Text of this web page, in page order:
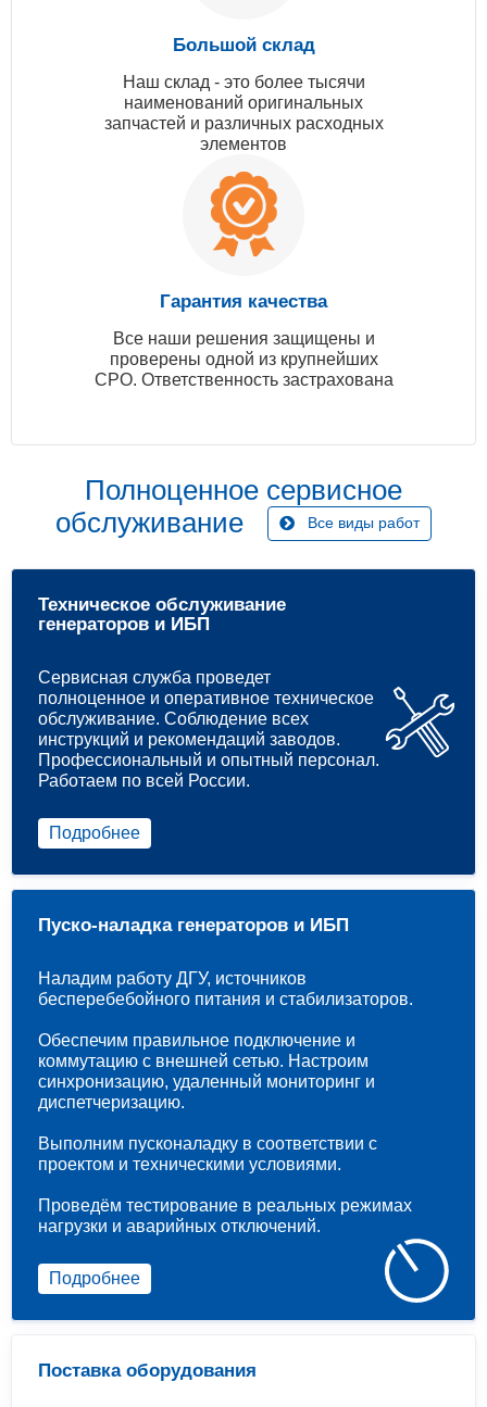
Большой склад
Наш склад - это более тысячи
наименований оригинальных
запчастей и различных расходных
элементов
Гарантия качества
Все наши решения защищены и
проверены одной из крупнейших
СРО. Ответственность застрахована
Полноценное сервисное
обслуживание
Все виды работ
Техническое обслуживание
генераторов и ИБП
Сервисная служба проведет
полноценное и оперативное техническое
обслуживание. Соблюдение всех
инструкций и рекомендаций заводов.
Профессиональный и опытный персонал.
Работаем по всей России.
Подробнее
Поставка оборудования
Пуско-наладка генераторов и ИБП
Наладим работу ДГУ, источников
бесперебебойного питания и стабилизаторов.
Обеспечим правильное подключение и
коммутацию с внешней сетью. Настроим
синхронизацию, удаленный мониторинг и
диспетчеризацию.
Выполним пусконаладку в соответствии с
проектом и техническими условиями.
Проведём тестирование в реальных режимах
нагрузки и аварийных отключений.
Подробнее